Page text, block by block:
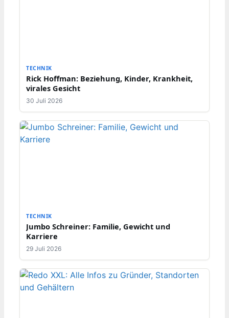
TECHNIK
Rick Hoffman: Beziehung, Kinder, Krankheit,
virales Gesicht
30 Juli 2026
TECHNIK
Jumbo Schreiner: Familie, Gewicht und
Karriere
29 Juli 2026